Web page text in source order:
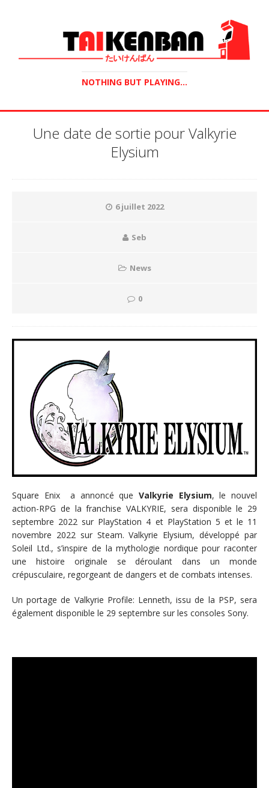
NOTHING BUT PLAYING...
Une date de sortie pour Valkyrie
Elysium
6 juillet 2022
Seb
News
0
Square Enix a annoncé que Valkyrie Elysium, le nouvel
action-RPG de la franchise VALKYRIE, sera disponible le 29
septembre 2022 sur PlayStation 4 et PlayStation 5 et le 11
novembre 2022 sur Steam. Valkyrie Elysium, développé par
Soleil Ltd., s’inspire de la mythologie nordique pour raconter
une histoire originale se déroulant dans un monde
crépusculaire, regorgeant de dangers et de combats intenses.
Un portage de Valkyrie Profile: Lenneth, issu de la PSP, sera
également disponible le 29 septembre sur les consoles Sony.